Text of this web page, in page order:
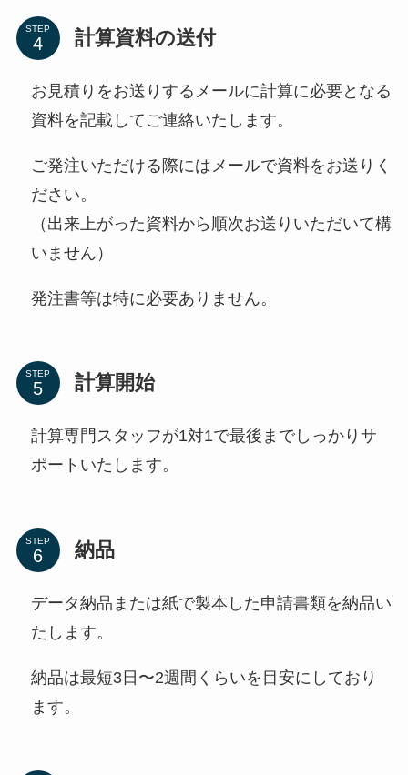
STEP 計算資料の送付
お見積りをお送りするメールに計算に必要となる
資料を記載してご連絡いたします。
ご発注いただける際にはメールで資料をお送りく
ださい。
（出来上がった資料から順次お送りいただいて構
いません）
発注書等は特に必要ありません。
STEP 計算開始
計算専門スタッフが1対1で最後までしっかりサ
ポートいたします。
STEP 納品
データ納品または紙で製本した申請書類を納品い
たします。
納品は最短3日〜2週間くらいを目安にしており
ます。